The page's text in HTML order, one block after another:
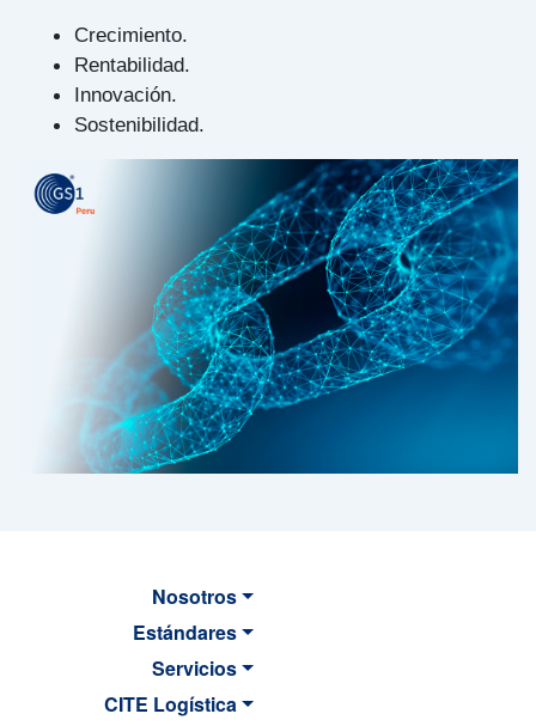
Crecimiento.
Rentabilidad.
Innovación.
Sostenibilidad.
Nosotros
Estándares
Servicios
CITE Logística